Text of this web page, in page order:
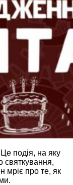
подія, на яку
святкування,
мріє про те, як